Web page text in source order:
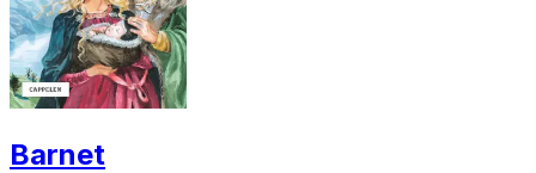
Barnet